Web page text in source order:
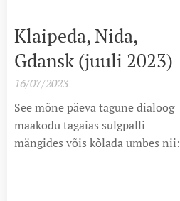
Klaipeda, Nida,
Gdansk (juuli 2023)
16/07/2023
See mõne päeva tagune dialoog
maakodu tagaias sulgpalli
mängides võis kõlada umbes nii: